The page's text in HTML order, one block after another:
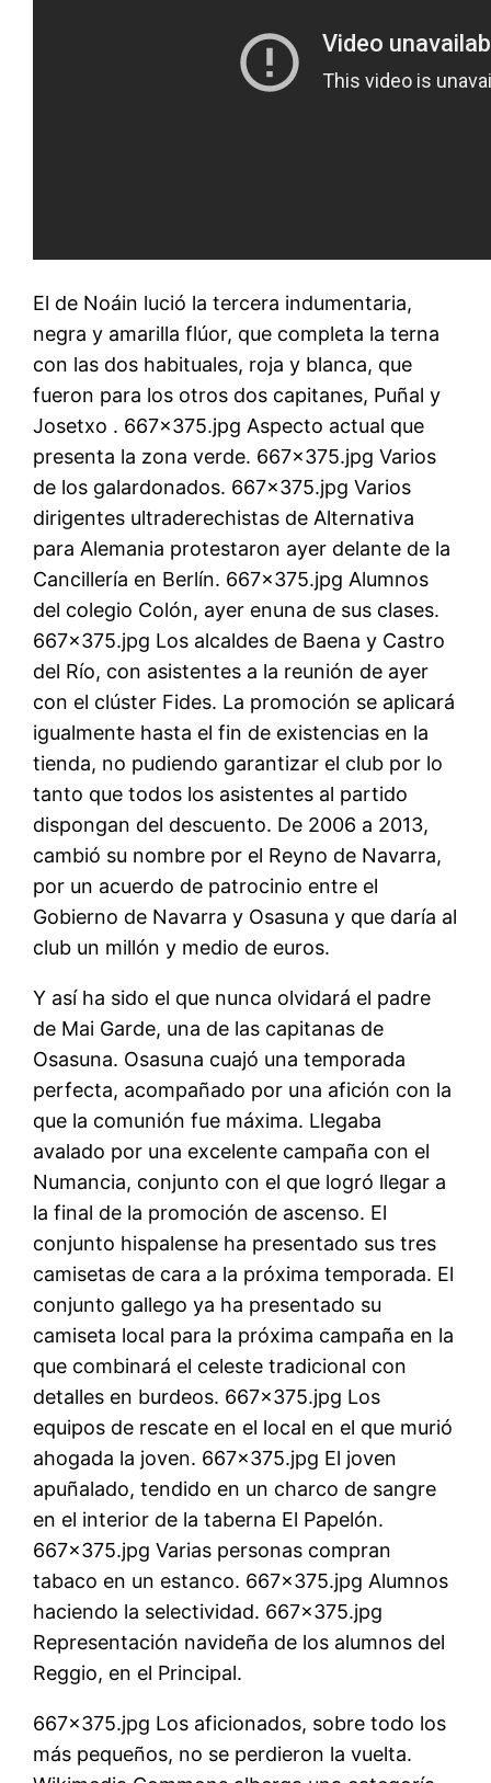
El de Noáin lució la tercera indumentaria,
negra y amarilla flúor, que completa la terna
con las dos habituales, roja y blanca, que
fueron para los otros dos capitanes, Puñal y
Josetxo . 667×375.jpg Aspecto actual que
presenta la zona verde. 667×375.jpg Varios
de los galardonados. 667×375.jpg Varios
dirigentes ultraderechistas de Alternativa
para Alemania protestaron ayer delante de la
Cancillería en Berlín. 667×375.jpg Alumnos
del colegio Colón, ayer enuna de sus clases.
667×375.jpg Los alcaldes de Baena y Castro
del Río, con asistentes a la reunión de ayer
con el clúster Fides. La promoción se aplicará
igualmente hasta el fin de existencias en la
tienda, no pudiendo garantizar el club por lo
tanto que todos los asistentes al partido
dispongan del descuento. De 2006 a 2013,
cambió su nombre por el Reyno de Navarra,
por un acuerdo de patrocinio entre el
Gobierno de Navarra y Osasuna y que daría al
club un millón y medio de euros.
Y así ha sido el que nunca olvidará el padre
de Mai Garde, una de las capitanas de
Osasuna. Osasuna cuajó una temporada
perfecta, acompañado por una afición con la
que la comunión fue máxima. Llegaba
avalado por una excelente campaña con el
Numancia, conjunto con el que logró llegar a
la final de la promoción de ascenso. El
conjunto hispalense ha presentado sus tres
camisetas de cara a la próxima temporada. El
conjunto gallego ya ha presentado su
camiseta local para la próxima campaña en la
que combinará el celeste tradicional con
detalles en burdeos. 667×375.jpg Los
equipos de rescate en el local en el que murió
ahogada la joven. 667×375.jpg El joven
apuñalado, tendido en un charco de sangre
en el interior de la taberna El Papelón.
667×375.jpg Varias personas compran
tabaco en un estanco. 667×375.jpg Alumnos
haciendo la selectividad. 667×375.jpg
Representación navideña de los alumnos del
Reggio, en el Principal.
667×375.jpg Los aficionados, sobre todo los
más pequeños, no se perdieron la vuelta.